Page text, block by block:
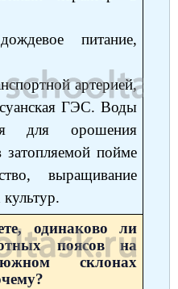
питание,
артерией,
ГЭС. Воды
для орошения
пойме
выращивание
одинаково ли
поясов на
склонах